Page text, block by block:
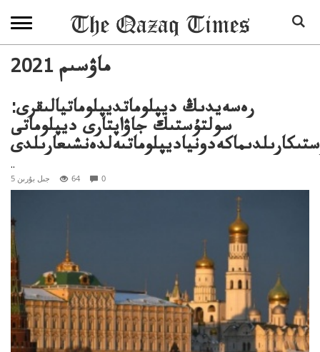
2021 ماۋسىم
رەسەيدىڭ ديپلوماتديپلوماتيالىقرى:
سولتۇستىك جاۋاپتارى ديپلوماتى
..
5 جىل بۇرىن 64 0